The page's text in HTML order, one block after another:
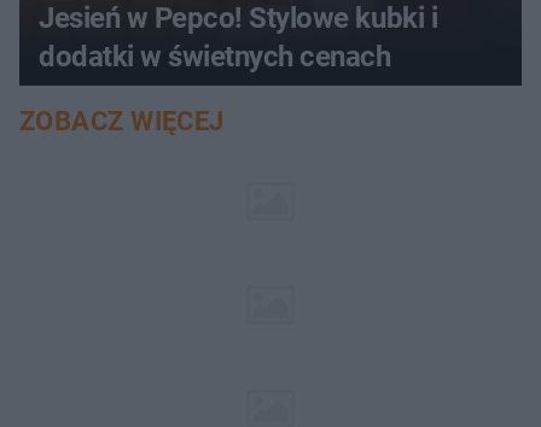
Jesień w Pepco! Stylowe kubki i
dodatki w świetnych cenach
ZOBACZ WIĘCEJ